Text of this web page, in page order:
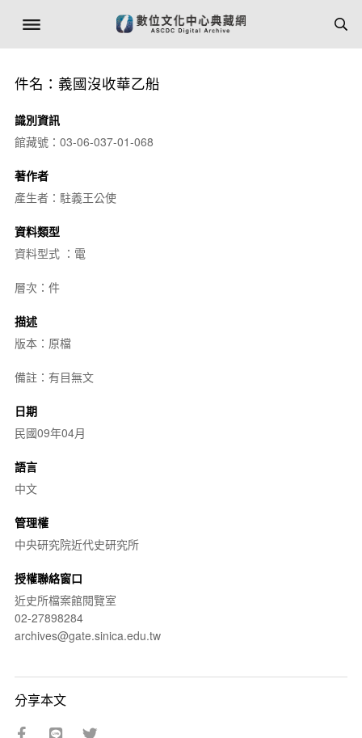
件名：義國沒收華乙船
識別資訊
館藏號：03-06-037-01-068
著作者
產生者：駐義王公使
資料類型
資料型式 ：電
層次：件
描述
版本：原檔
備註：有目無文
日期
民國09年04月
語言
中文
管理權
中央研究院近代史研究所
授權聯絡窗口
近史所檔案館閱覽室
02-27898284
archives@gate.sinica.edu.tw
分享本文